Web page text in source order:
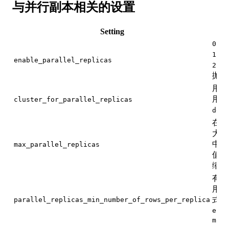
与并行副本相关的设置
Setting
enable_parallel_replicas
0
1
2
抛
cluster_for_parallel_replicas
用
用
max_parallel_replicas
在
大
中
值
缩
parallel_replicas_min_number_of_rows_per_replica
有
用
式